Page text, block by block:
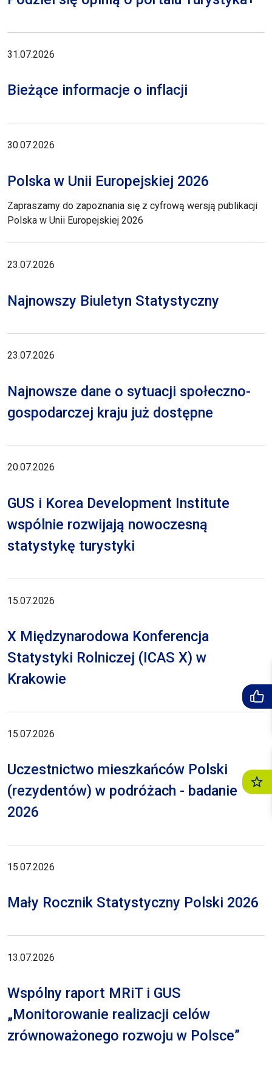
31.07.2026
Bieżące informacje o inflacji
30.07.2026
Polska w Unii Europejskiej 2026
Zapraszamy do zapoznania się z cyfrową wersją publikacji
Polska w Unii Europejskiej 2026
23.07.2026
Najnowszy Biuletyn Statystyczny
23.07.2026
Najnowsze dane o sytuacji społeczno-
gospodarczej kraju już dostępne
20.07.2026
GUS i Korea Development Institute
wspólnie rozwijają nowoczesną
statystykę turystyki
15.07.2026
X Międzynarodowa Konferencja
Statystyki Rolniczej (ICAS X) w
Krakowie
15.07.2026
Uczestnictwo mieszkańców Polski
(rezydentów) w podróżach - badanie
2026
15.07.2026
Mały Rocznik Statystyczny Polski 2026
13.07.2026
Wspólny raport MRiT i GUS
„Monitorowanie realizacji celów
zrównoważonego rozwoju w Polsce”